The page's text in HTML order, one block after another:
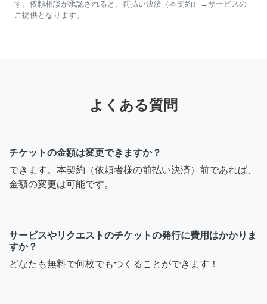
す。依頼相談が承認されると、前払い決済（本契約）→サービスの
ご提供となります。
よくある質問
チケットの金額は変更できますか？
できます。本契約（依頼者様の前払い決済）前であれば、
金額の変更は可能です。
サービスやリクエストのチケットの発行に費用はかかりま
すか？
どなたも無料で何枚でもつくることができます！